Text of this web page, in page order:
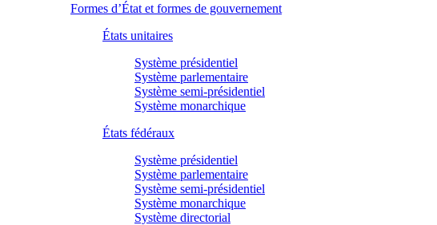
Formes d’État et formes de gouvernement
États unitaires
Système présidentiel
Système parlementaire
Système semi-présidentiel
Système monarchique
États fédéraux
Système présidentiel
Système parlementaire
Système semi-présidentiel
Système monarchique
Système directorial